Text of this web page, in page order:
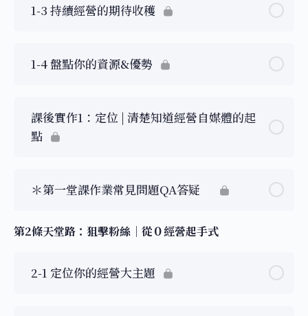
1-3 持續經營的期待收穫
1-4 盤點你的資源&優勢
課後實作1：定位 | 清楚知道經營自媒體的起
點
＊第一堂課作業常見問題QA答疑
第2條天堂路：狙擊粉絲｜從０經營起手式
2-1 定位你的經營大主題